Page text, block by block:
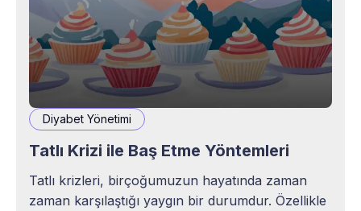
Diyabet Yönetimi
Tatlı Krizi ile Baş Etme Yöntemleri
Tatlı krizleri, birçoğumuzun hayatında zaman
zaman karşılaştığı yaygın bir durumdur. Özellikle